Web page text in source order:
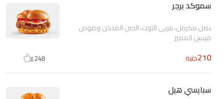
سموكد برجر
بصل مكرمل، مربى التوت، الجبن المدخن وصوص
مينس المميز
210جنيه 248
سبايسي هيل